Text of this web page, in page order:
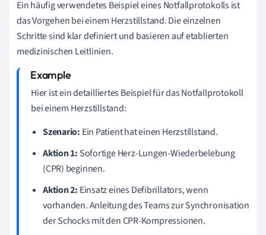
Ein häufig verwendetes Beispiel eines Notfallprotokolls ist
das Vorgehen bei einem Herzstillstand. Die einzelnen
Schritte sind klar definiert und basieren auf etablierten
medizinischen Leitlinien.
Hier ist ein detailliertes Beispiel für das Notfallprotokoll
bei einem Herzstillstand:
Szenario: Ein Patient hat einen Herzstillstand.
Aktion 1: Sofortige Herz-Lungen-Wiederbelebung
(CPR) beginnen.
Aktion 2: Einsatz eines Defibrillators, wenn
vorhanden. Anleitung des Teams zur Synchronisation
der Schocks mit den CPR-Kompressionen.